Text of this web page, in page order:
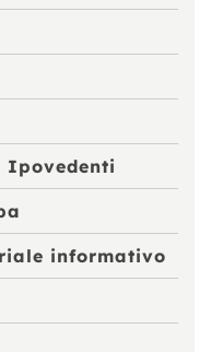
informativo